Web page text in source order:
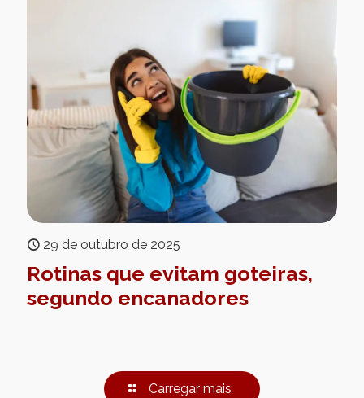
29 de outubro de 2025
Rotinas que evitam goteiras,
segundo encanadores
Carregar mais